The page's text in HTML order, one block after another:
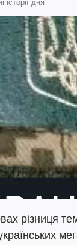
історії дня
різниця